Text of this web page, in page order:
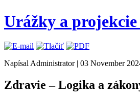
Urážky a
Napísal Administrator | 03 November
Zdravie – Logika a